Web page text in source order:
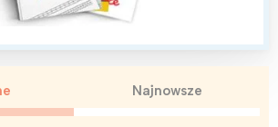
Najnowsze